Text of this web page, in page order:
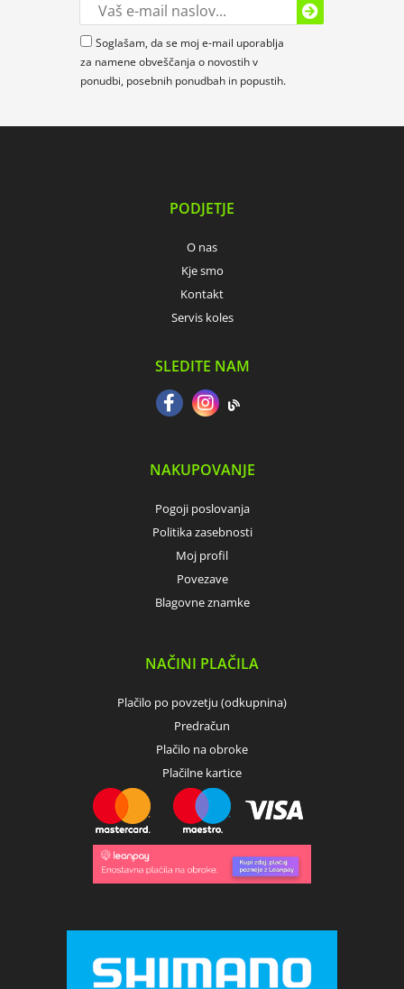
Soglašam, da se moj e-mail uporablja
za namene obveščanja o novostih v
ponudbi, posebnih ponudbah in popustih.
PODJETJE
O nas
Kje smo
Kontakt
Servis koles
SLEDITE NAM
NAKUPOVANJE
Pogoji poslovanja
Politika zasebnosti
Moj profil
Povezave
Blagovne znamke
NAČINI PLAČILA
Plačilo po povzetju (odkupnina)
Predračun
Plačilo na obroke
Plačilne kartice